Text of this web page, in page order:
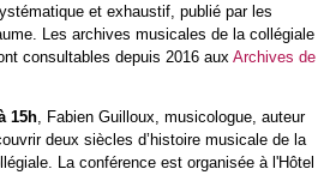
et exhaustif, publié par les
Les archives musicales de la collégiale
consultables depuis 2016 aux Archives de
15h, Fabien Guilloux, musicologue, auteur
deux siècles d’histoire musicale de la
La conférence est organisée à l'Hôtel